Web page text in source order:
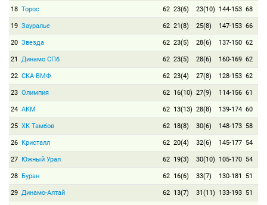
18 Торос 62 23(6) 23(10) 144-153 68
19 Зауралье 62 21(8) 25(8) 147-153 66
20 Звезда 62 23(5) 28(6) 137-150 62
21 Динамо СПб 62 23(5) 28(6) 160-169 62
22 СКА-ВМФ 62 23(4) 27(8) 128-153 62
23 Олимпия 62 16(10) 27(9) 114-156 61
24 АКМ 62 13(13) 28(8) 139-174 60
25 ХК Тамбов 62 18(8) 30(6) 148-173 58
26 Кристалл 62 20(4) 32(6) 145-177 54
27 Южный Урал 62 19(3) 30(10) 105-170 54
28 Буран 62 16(6) 33(7) 130-181 51
29 Динамо-Алтай 62 13(7) 31(11) 133-193 51